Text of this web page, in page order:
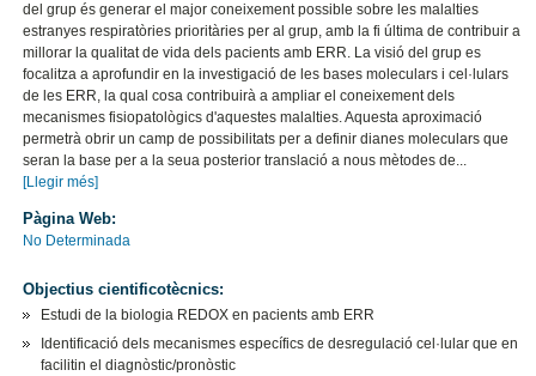
del grup és generar el major coneixement possible sobre les malalties
estranyes respiratòries prioritàries per al grup, amb la fi última de contribuir a
millorar la qualitat de vida dels pacients amb ERR. La visió del grup es
focalitza a aprofundir en la investigació de les bases moleculars i cel·lulars
de les ERR, la qual cosa contribuirà a ampliar el coneixement dels
mecanismes fisiopatològics d'aquestes malalties. Aquesta aproximació
permetrà obrir un camp de possibilitats per a definir dianes moleculars que
seran la base per a la seua posterior translació a nous mètodes de...
[Llegir més]
Pàgina Web:
No Determinada
Objectius cientificotècnics:
Estudi de la biologia REDOX en pacients amb ERR
Identificació dels mecanismes específics de desregulació cel·lular que en
facilitin el diagnòstic/pronòstic